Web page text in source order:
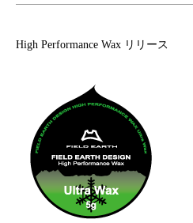
High Performance Wax リリース